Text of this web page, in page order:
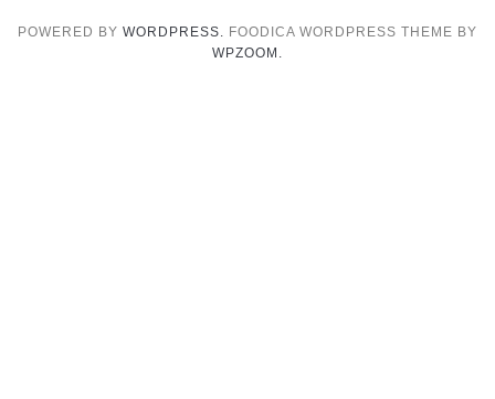
POWERED BY WORDPRESS. FOODICA WORDPRESS THEME BY
WPZOOM.